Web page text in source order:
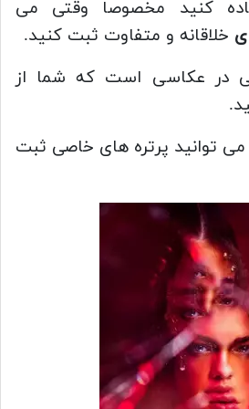
کنید مخصوصا وقتی می
خلاقانه و متفاوت ثبت کنید.
در عکاسی است که شما از
توانید پرتره های خاصی ثبت